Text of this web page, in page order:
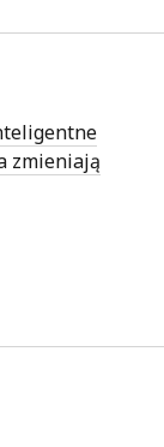
zmieniają